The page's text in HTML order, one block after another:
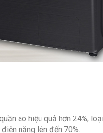
áo hiệu quả hơn 24%,
năng lên đến 70%.